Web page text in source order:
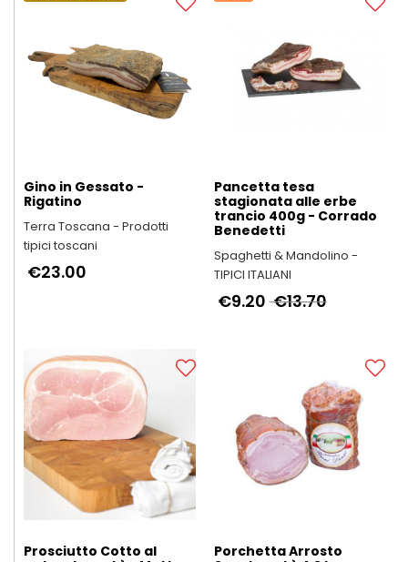
Gino in Gessato -
Rigatino
Terra Toscana - Prodotti
tipici toscani
€23.00
Pancetta tesa
stagionata alle erbe
trancio 400g - Corrado
Benedetti
Spaghetti & Mandolino -
TIPICI ITALIANI
€13.70
€9.20
Prosciutto Cotto al
Porchetta Arrosto